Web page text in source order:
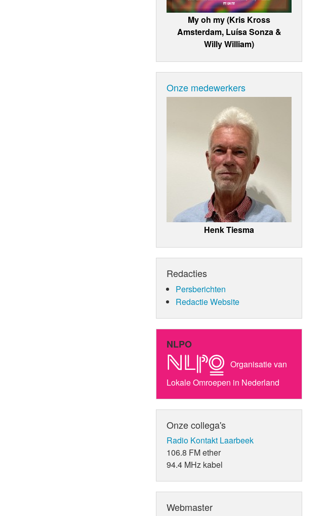
My oh my (Kris Kross
Amsterdam, Luísa Sonza &
Willy William)
Onze medewerkers
Henk Tiesma
Redacties
Persberichten
Redactie Website
NLPO
Organisatie van
Lokale Omroepen in Nederland
Onze collega's
Radio Kontakt Laarbeek
106.8 FM ether
94.4 MHz kabel
Webmaster